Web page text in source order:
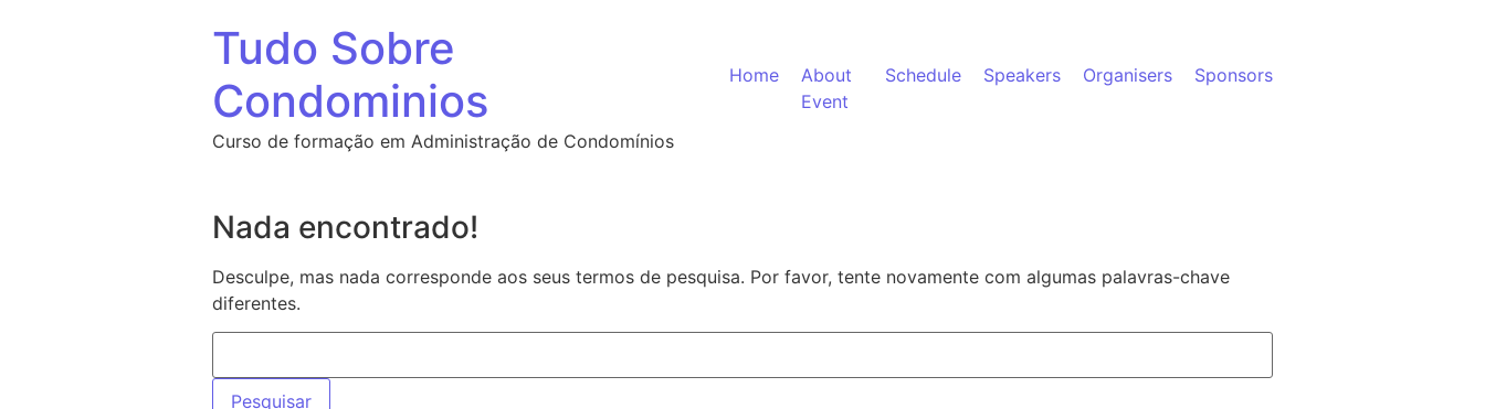
Tudo Sobre
Condominios
Curso de formação em Administração de Condomínios
Home
About
Event
Schedule Speakers Organisers Sponsors
Nada encontrado!
Desculpe, mas nada corresponde aos seus termos de pesquisa. Por favor, tente novamente com algumas palavras-chave
diferentes.